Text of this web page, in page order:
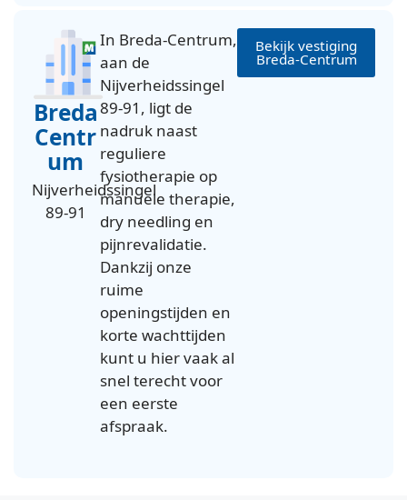
Breda
Centr
um
Nijverheidssingel
89-91
In Breda-Centrum,
aan de
Nijverheidssingel
89-91, ligt de
nadruk naast
reguliere
fysiotherapie op
manuele therapie,
dry needling en
pijnrevalidatie.
Dankzij onze
ruime
openingstijden en
korte wachttijden
kunt u hier vaak al
snel terecht voor
een eerste
afspraak.
Bekijk vestiging
Breda-Centrum